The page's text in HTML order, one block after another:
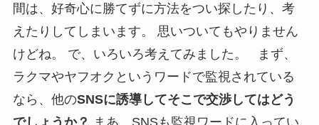
間は、好奇心に勝てずに方法をつい探したり、考
えたりしてしまいます。 思いついてもやりません
けどね。 で、いろいろ考えてみました。 まず、
ラクマやヤフオクというワードで監視されている
なら、他のSNSに誘導してそこで交渉してはどう
でしょうか？
まあ、SNSも監視ワードに入ってい